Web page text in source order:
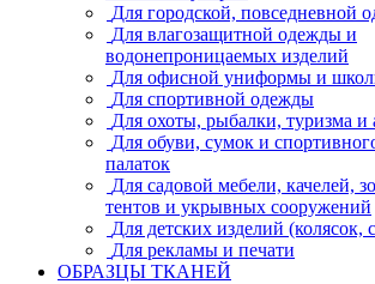
Для городской, повседневной
Для влагозащитной одежды и
водонепроницаемых изделий
Для офисной униформы и
Для спортивной одежды
Для охоты, рыбалки, туризма и
Для обуви, сумок и
палаток
Для садовой мебели, качелей,
тентов и укрывных сооружений
Для детских изделий (колясок,
Для рекламы и печати
ОБРАЗЦЫ ТКАНЕЙ